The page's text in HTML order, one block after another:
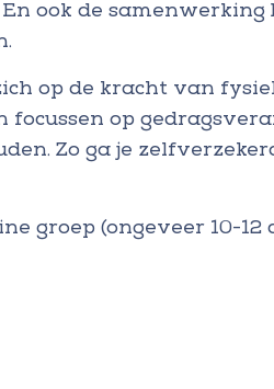
ook de
op de kracht van
focussen op
Zo ga je
groep (ongeveer 10-